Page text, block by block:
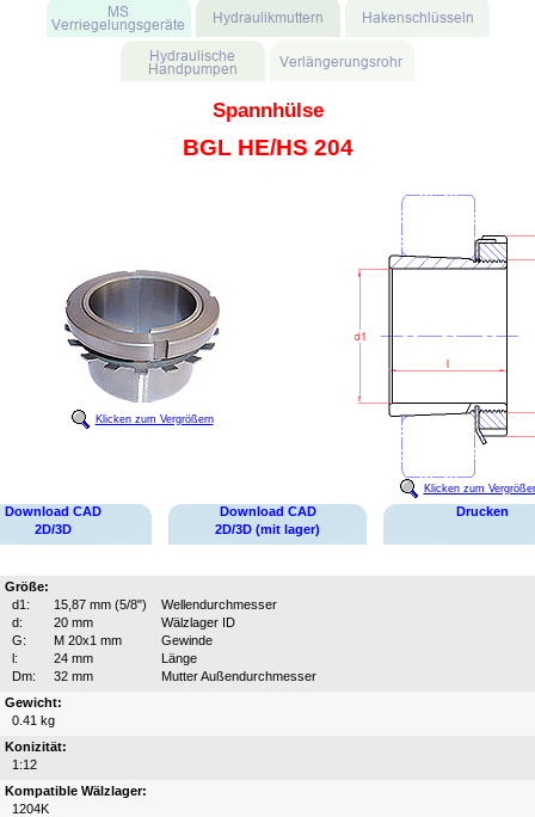
Spannhülse
BGL HE/HS 204
Klicken zum Vergrößern
Klicken zum
Download CAD
2D/3D
Download CAD
2D/3D (mit lager)
Drucken
Größe:
d1:
15,87 mm (5/8")
Wellendurchmesser
d:
20 mm
Wälzlager ID
G:
M 20x1 mm
Gewinde
l:
24 mm
Länge
Dm:
32 mm
Mutter Außendurchmesser
Gewicht:
0.41 kg
Konizität:
1:12
Kompatible Wälzlager:
1204K